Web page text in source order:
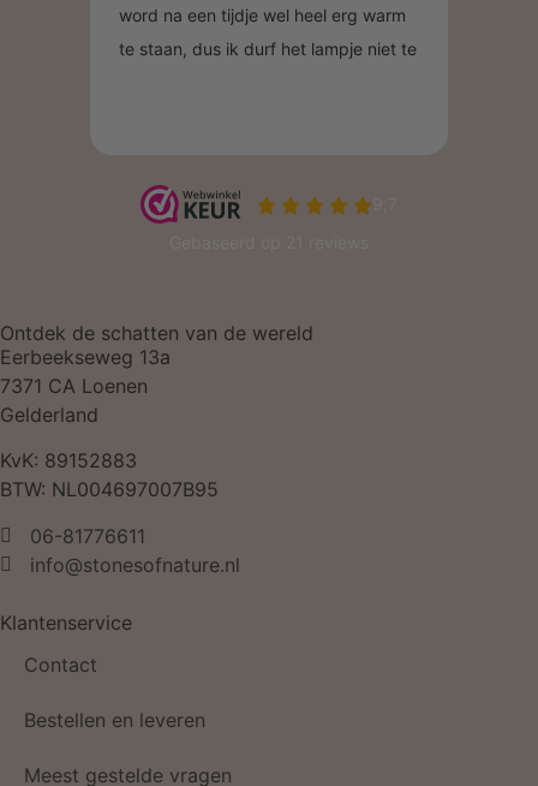
Ontdek de schatten van de wereld
Eerbeekseweg 13a
7371 CA Loenen
Gelderland
KvK: 89152883
BTW: NL004697007B95
06-81776611
info@stonesofnature.nl
Klantenservice
Contact
Bestellen en leveren
Meest gestelde vragen